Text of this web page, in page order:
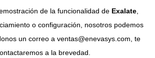
de la funcionalidad de Exalate,
o configuración, nosotros podemos
un correo a ventas@enevasys.com , te
a la brevedad.